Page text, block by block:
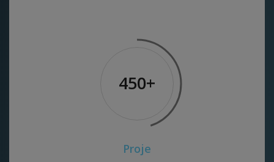
450+
Proje